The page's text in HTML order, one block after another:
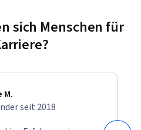
sich Menschen für
M.
seit 2018